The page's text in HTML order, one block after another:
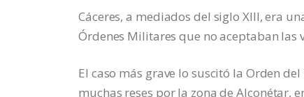
Cáceres, a mediados del siglo XIII, era
Órdenes Militares que no aceptaban las
El caso más grave lo suscitó la Orden
muchas reses por la zona de Alconétar,